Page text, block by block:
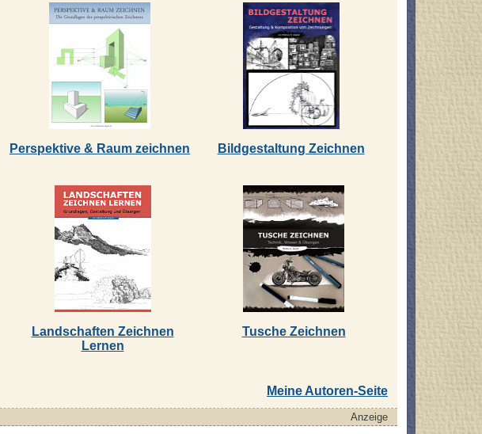
Bildgestaltung Zeichnen
Perspektive & Raum zeichnen
Landschaften Zeichnen
Lernen
Tusche Zeichnen
Meine Autoren-Seite
Anzeige